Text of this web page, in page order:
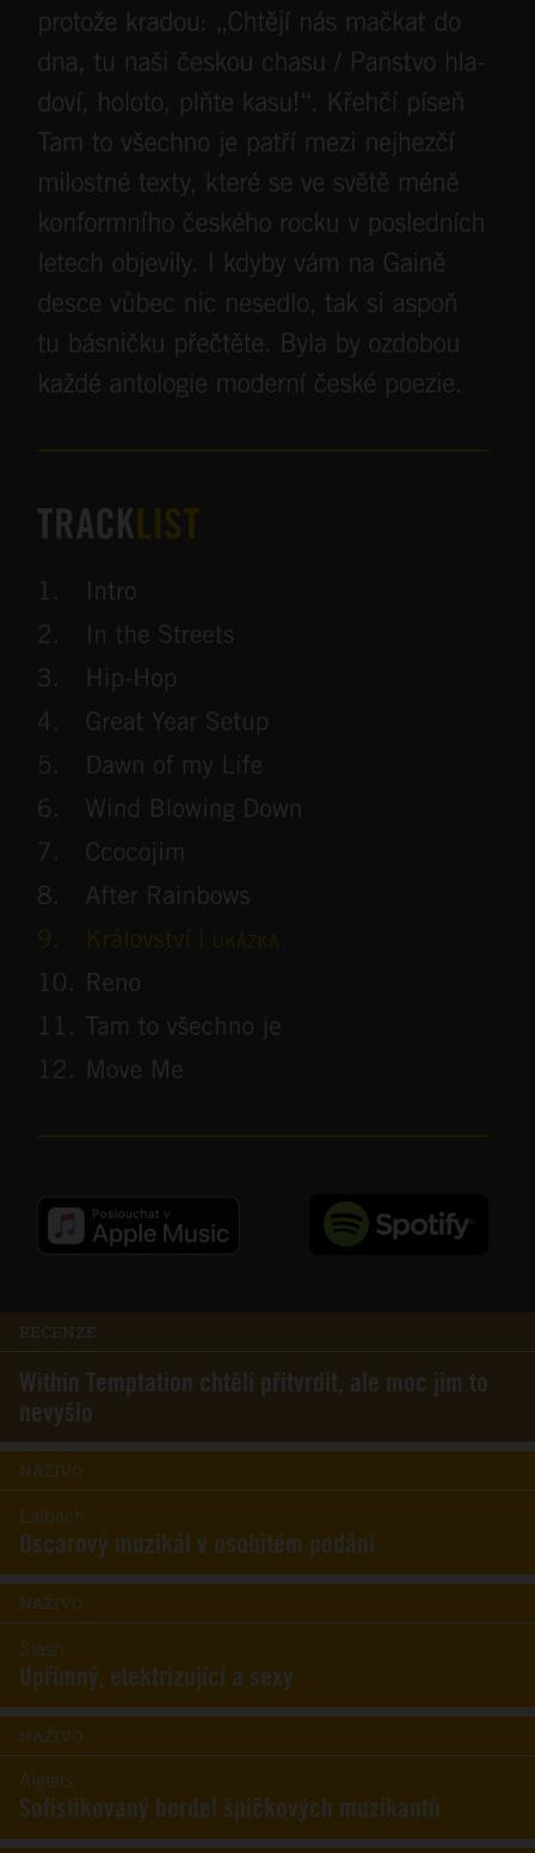
RECENZE
Within Temptation chtěli přitvrdit, ale moc jim to
nevyšlo
NAŽIVO
Laibach
Oscarový muzikál v osobitém podání
NAŽIVO
Slash
Upřímný, elektrizující a sexy
NAŽIVO
Algiers
Sofistikovaný bordel špičkových muzikantů